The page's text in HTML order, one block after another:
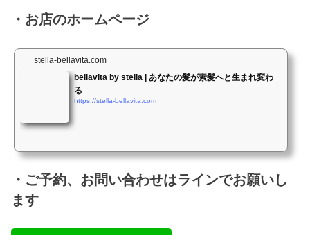
・お店のホームページ
stella-bellavita.com
bellavita by stella | あなたの髪が素髪へと生まれ変わ
る
https://stella-bellavita.com
・ご予約、お問い合わせはラインでお願いし
ます